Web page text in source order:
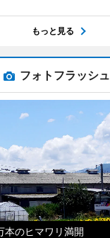
もっと見る
フォトフラッシュ
本のヒマワリ満開